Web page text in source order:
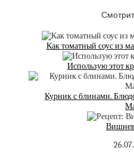
Как томатный соус из
Использую этот
Курник с блинами.